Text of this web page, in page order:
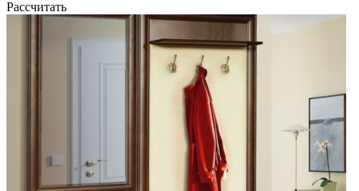
Рассчитать